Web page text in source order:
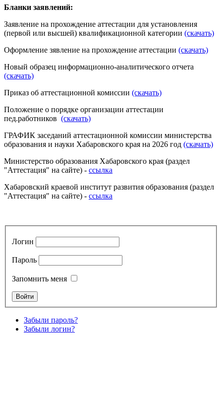
Бланки заявлений:
Заявление на прохождение аттестации для установления
(первой или высшей) квалификационной категории (скачать)
Оформление зявление на прохождение аттестации (скачать)
Новый образец информационно-аналитического отчета
(скачать)
Приказ об аттестационной комиссии (скачать)
Положение о порядке организации аттестации
пед.работников (скачать)
ГРАФИК заседаний аттестационной комиссии министерства
образования и науки Хабаровского края на 2026 год (скачать)
Министерство образования Хабаровского края (раздел
"Аттестация" на сайте) - ссылка
Хабаровский краевой институт развития образования (раздел
"Аттестация" на сайте) - ссылка
Логин
Пароль
Запомнить меня
Забыли пароль?
Забыли логин?